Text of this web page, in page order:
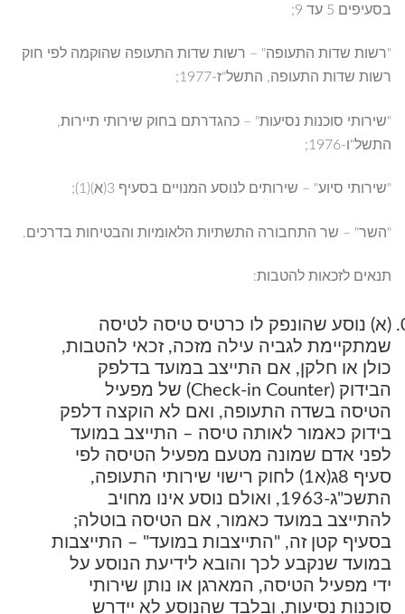
בסעיפים 5 עד 9;
"רשות שדות התעופה" – רשות שדות התעופה שהוקמה לפי חוק
רשות שדות התעופה, התשל"ז-1977;
"שירותי סוכנות נסיעות" – כהגדרתם בחוק שירותי תיירות,
התשל"ו-1976;
"שירותי סיוע" – שירותים לנוסע המנויים בסעיף 3(א)(1);
"השר" – שר התחבורה התשתיות הלאומיות והבטיחות בדרכים.
תנאים לזכאות להטבות:
(א) נוסע שהונפק לו כרטיס טיסה לטיסה
שמתקיימת לגביה עילה מזכה, זכאי להטבות,
כולן או חלקן, אם התייצב במועד בדלפק
הבידוק (Check-in Counter) של מפעיל
הטיסה בשדה התעופה, ואם לא הוקצה דלפק
בידוק כאמור לאותה טיסה – התייצב במועד
לפני אדם שמונה מטעם מפעיל הטיסה לפי
סעיף 8ג(א1) לחוק רישוי שירותי התעופה,
התשכ"ג-1963, ואולם נוסע אינו מחויב
להתייצב במועד כאמור, אם הטיסה בוטלה;
בסעיף קטן זה, "התייצבות במועד" – התייצבות
במועד שנקבע לכך והובא לידיעת הנוסע על
ידי מפעיל הטיסה, המארגן או נותן שירותי
סוכנות נסיעות, ובלבד שהנוסע לא יידרש